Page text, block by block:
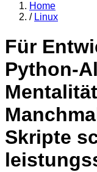
Home
/ Linux
Für
Python-
Skripte